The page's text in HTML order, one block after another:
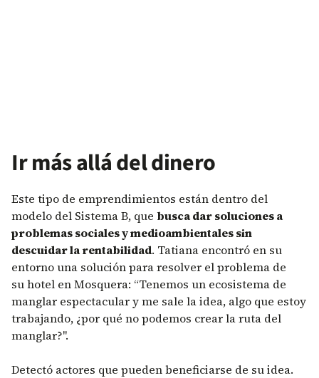
Ir más allá del dinero
Este tipo de emprendimientos están dentro del
modelo del Sistema B, que busca dar soluciones a
problemas sociales y medioambientales sin
descuidar la rentabilidad. Tatiana encontró en su
entorno una solución para resolver el problema de
su hotel en Mosquera: “Tenemos un ecosistema de
manglar espectacular y me sale la idea, algo que estoy
trabajando, ¿por qué no podemos crear la ruta del
manglar?".
Detectó actores que pueden beneficiarse de su idea.